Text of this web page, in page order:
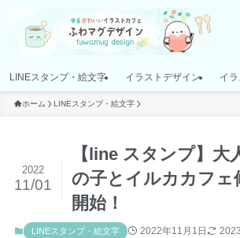
LINEスタンプ・絵文字 イラストデザイン イ
ホーム LINEスタンプ・絵文字
【line スタンプ】大
の子とイルカカフェ
開始！
2022
11/01
LINEスタンプ・絵文字 2022年11月1日